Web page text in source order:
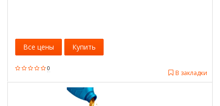
0
В закладки
Все цены Купить